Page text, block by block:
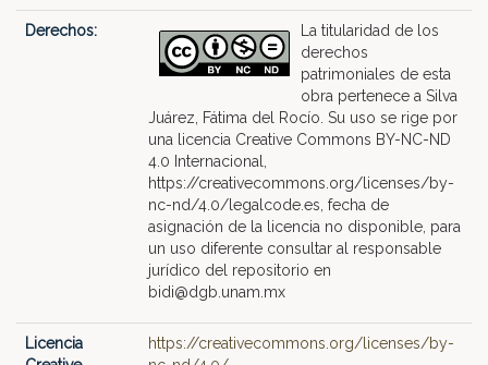
Derechos:
La titularidad de los
derechos
patrimoniales de esta
obra pertenece a Silva
Juárez, Fátima del Rocío. Su uso se rige por
una licencia Creative Commons BY-NC-ND
4.0 Internacional,
https://creativecommons.org/licenses/by-
nc-nd/4.0/legalcode.es, fecha de
asignación de la licencia no disponible, para
un uso diferente consultar al responsable
jurídico del repositorio en
bidi@dgb.unam.mx
Licencia
https://creativecommons.org/licenses/by-